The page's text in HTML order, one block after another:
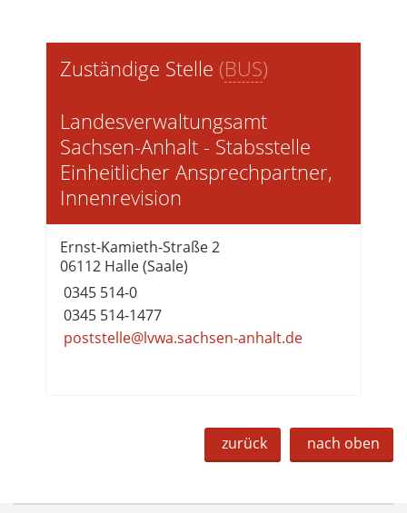
Zuständige Stelle (BUS)
Landesverwaltungsamt
Sachsen-Anhalt - Stabsstelle
Einheitlicher Ansprechpartner,
Innenrevision
Ernst-Kamieth-Straße 2
06112 Halle (Saale)
0345 514-0
0345 514-1477
poststelle@lvwa.sachsen-anhalt.de
zurück nach oben